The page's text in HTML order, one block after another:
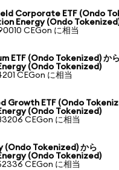
Corporate ETF (Ondo
Energy (Ondo
CEGon に相当
ETF (Ondo Tokenized) から
(Ondo Tokenized)
CEGon に相当
Growth ETF (Ondo
(Ondo Tokenized)
CEGon に相当
(Ondo Tokenized) から
(Ondo Tokenized)
CEGon に相当